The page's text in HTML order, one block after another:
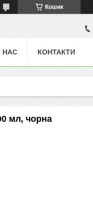
Кошик
НАС КОНТАКТИ
мл, чорна